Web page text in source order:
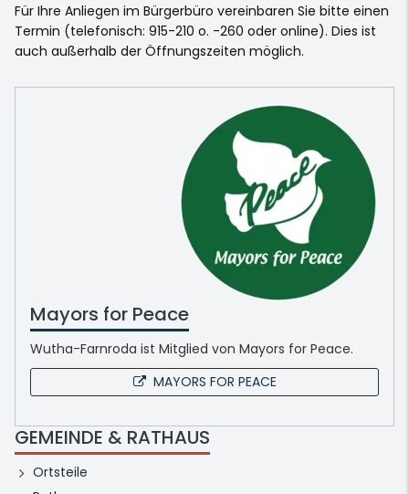
Für Ihre Anliegen im Bürgerbüro vereinbaren Sie bitte einen
Termin (telefonisch: 915-210 o. -260 oder online). Dies ist
auch außerhalb der Öffnungszeiten möglich.
Mayors for Peace
Wutha-Farnroda ist Mitglied von Mayors for Peace.
MAYORS FOR PEACE
GEMEINDE & RATHAUS
Ortsteile